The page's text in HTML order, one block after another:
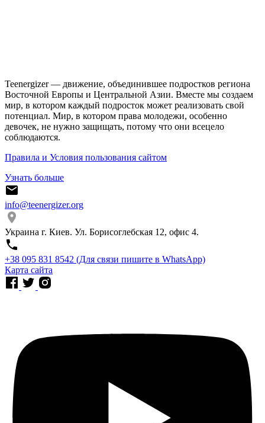
Teenergizer — движение, объединившее подростков региона
Восточной Европы и Центральной Азии. Вместе мы создаем
мир, в котором каждый подросток может реализовать свой
потенциал. Мир, в котором права молодежи, особенно
девочек, не нужно защищать, потому что они всецело
соблюдаются.
Правила и Условия пользования сайтом
Узнать больше
info@teenergizer.org
Украина г. Киев. Ул. Борисоглебская 12, офис 4.
⁨+38 095 831 8542⁩ (Для связи пишите в WhatsApp)
Карта сайта